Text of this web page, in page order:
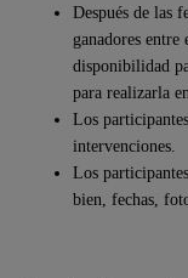
Después de las
ganadores
disponibilidad
para realizarla
Los
intervenciones.
Los
bien, fechas,